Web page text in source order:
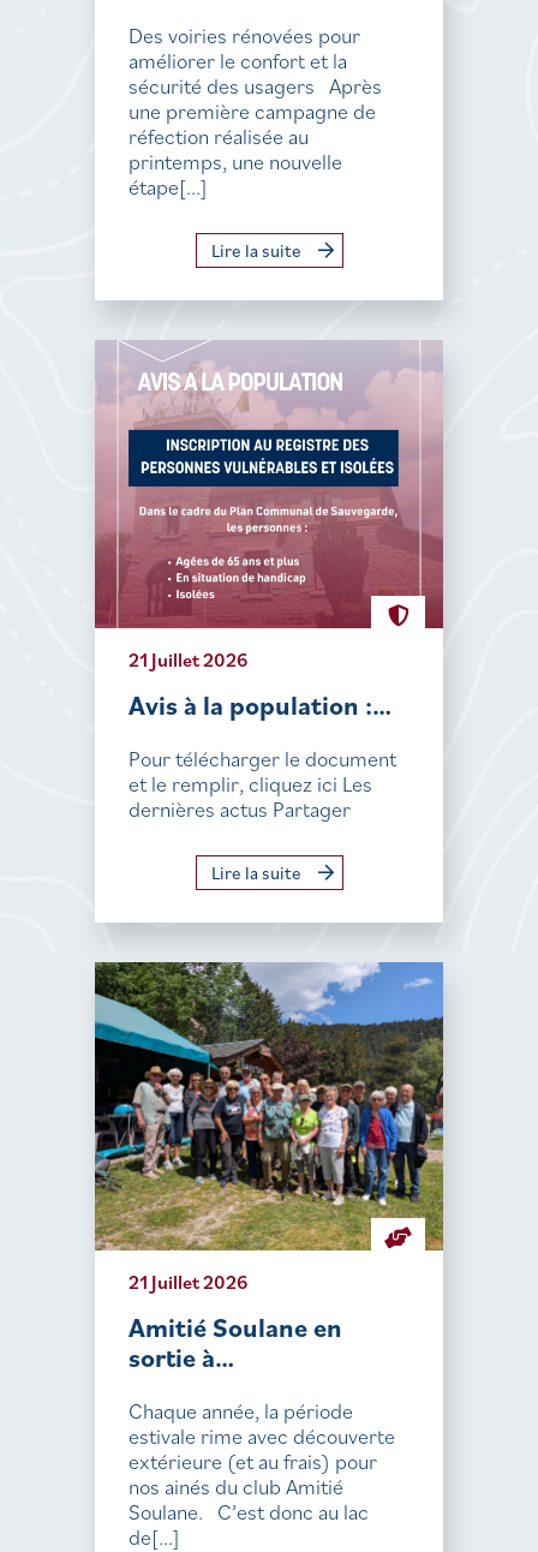
Des voiries rénovées pour
améliorer le confort et la
sécurité des usagers Après
une première campagne de
réfection réalisée au
printemps, une nouvelle
étape[...]
Lire la suite
21 Juillet 2026
Avis à la population :…
Pour télécharger le document
et le remplir, cliquez ici Les
dernières actus Partager
Lire la suite
21 Juillet 2026
Amitié Soulane en
sortie à…
Chaque année, la période
estivale rime avec découverte
extérieure (et au frais) pour
nos ainés du club Amitié
Soulane. C’est donc au lac
de[...]